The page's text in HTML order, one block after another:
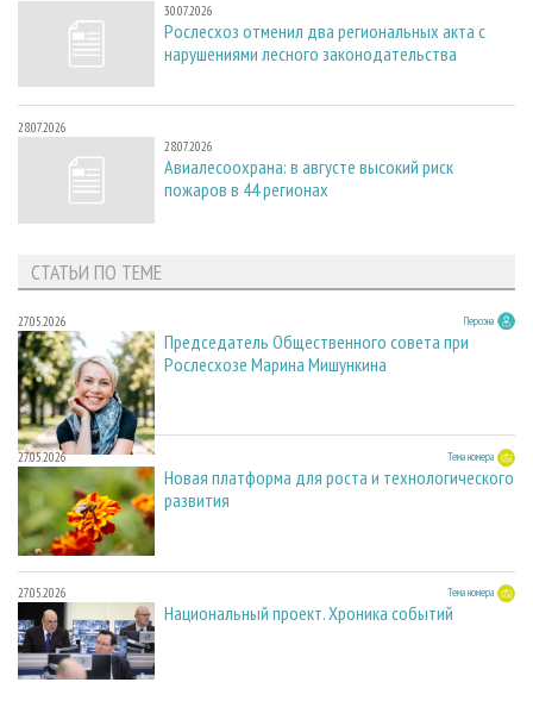
30.07.2026
Рослесхоз отменил два региональных акта с
нарушениями лесного законодательства
28.07.2026
28.07.2026
Авиалесоохрана: в августе высокий риск
пожаров в 44 регионах
СТАТЬИ ПО ТЕМЕ
27.05.2026 Персона
Председатель Общественного совета при
Рослесхозе Марина Мишункина
27.05.2026 Тема номера
Новая платформа для роста и технологического
развития
27.05.2026 Тема номера
Национальный проект. Хроника событий